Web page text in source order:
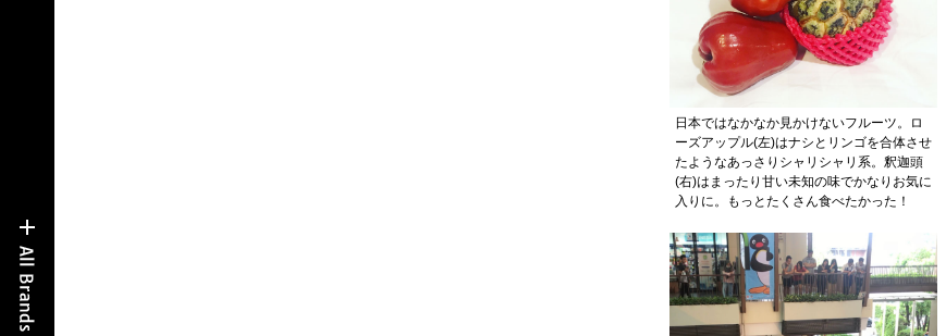
日本ではなかなか見かけないフルーツ。ロ
ーズアップル(左)はナシとリンゴを合体させ
たようなあっさりシャリシャリ系。釈迦頭
(右)はまったり甘い未知の味でかなりお気に
入りに。もっとたくさん食べたかった！